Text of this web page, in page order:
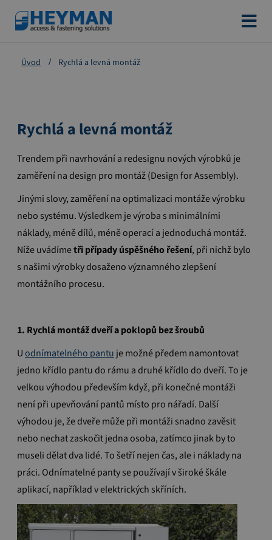
Přejít
na
Úvod Rychlá a levná montáž
Rychlá a levná montáž
Trendem při navrhování a redesignu nových výrobků je
zaměření na design pro montáž (Design for Assembly).
Jinými slovy, zaměření na optimalizaci montáže výrobku
nebo systému. Výsledkem je výroba s minimálními
náklady, méně dílů, méně operací a jednoduchá montáž.
Níže uvádímetři případy úspěšného řešení, při nichž bylo
s našimi výrobky dosaženo významného zlepšení
montážního procesu.
1. Rychlá montáž dveří a poklopů bez šroubů
Uodnímatelného pantu je možné předem namontovat
jedno křídlo pantu do rámu a druhé křídlo do dveří. To je
velkou výhodou především když, při konečné montáži
není při upevňování pantů místo pro nářadí. Další
výhodou je, že dveře může při montáži snadno zavěsit
nebo nechat zaskočit jedna osoba, zatímco jinak by to
museli dělat dva lidé. To šetří nejen čas, ale i náklady na
práci. Odnímatelné panty se používají v široké škále
aplikací, například v elektrických skříních.